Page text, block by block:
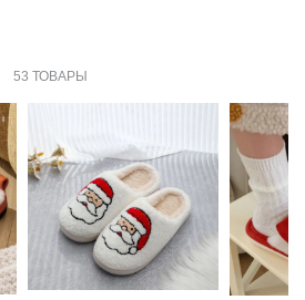
53 ТОВАРЫ